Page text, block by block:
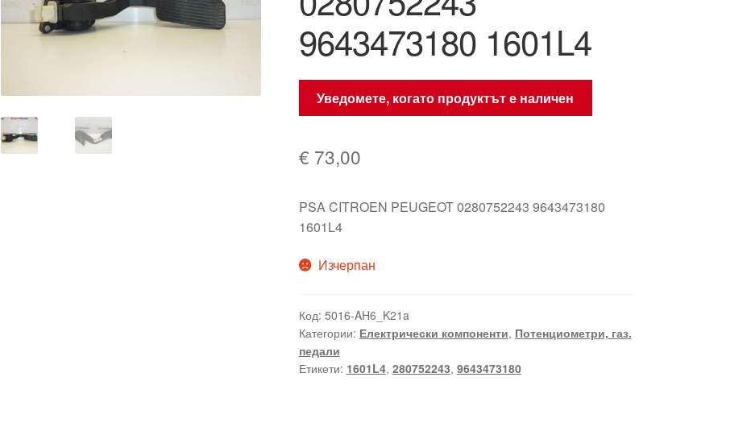
9643473180 1601L4
Уведомете, когато продуктът е наличен
€ 73,00
PSA CITROEN PEUGEOT 0280752243 9643473180
1601L4
Изчерпан
Код: 5016-AH6_K21a
Категории: Електрически компоненти, Потенциометри, газ.
педали
Етикети: 1601L4, 280752243, 9643473180